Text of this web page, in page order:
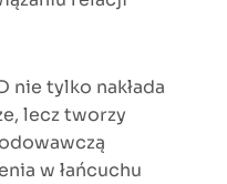
nie tylko nakłada
lecz tworzy
w łańcuchu